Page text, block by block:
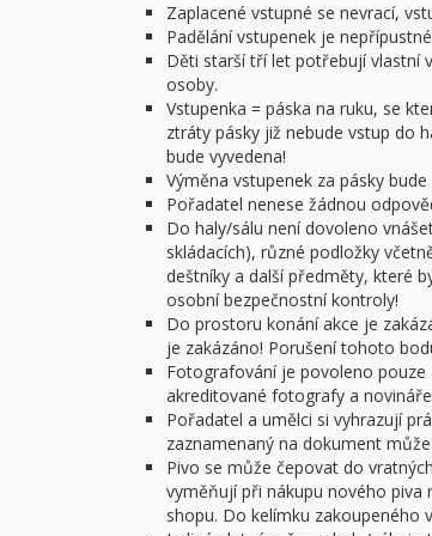
Zaplacené vstupné se nevrací,
Padělání vstupenek je
Děti starší tří let potřebují vlastní
osoby.
Vstupenka = páska na ruku, se
ztráty pásky již nebude vstup do
bude vyvedena!
Výměna vstupenek za pásky
Pořadatel nenese žádnou
Do haly/sálu není dovoleno
skládacích), různé podložky
deštníky a další předměty, které
osobní bezpečnostní kontroly!
Do prostoru konání akce je
je zakázáno! Porušení tohoto
Fotografování je povoleno
akreditované fotografy a
Pořadatel a umělci si vyhrazují
zaznamenaný na dokument
Pivo se může čepovat do
vyměňují při nákupu nového piva
shopu. Do kelímku zakoupeného